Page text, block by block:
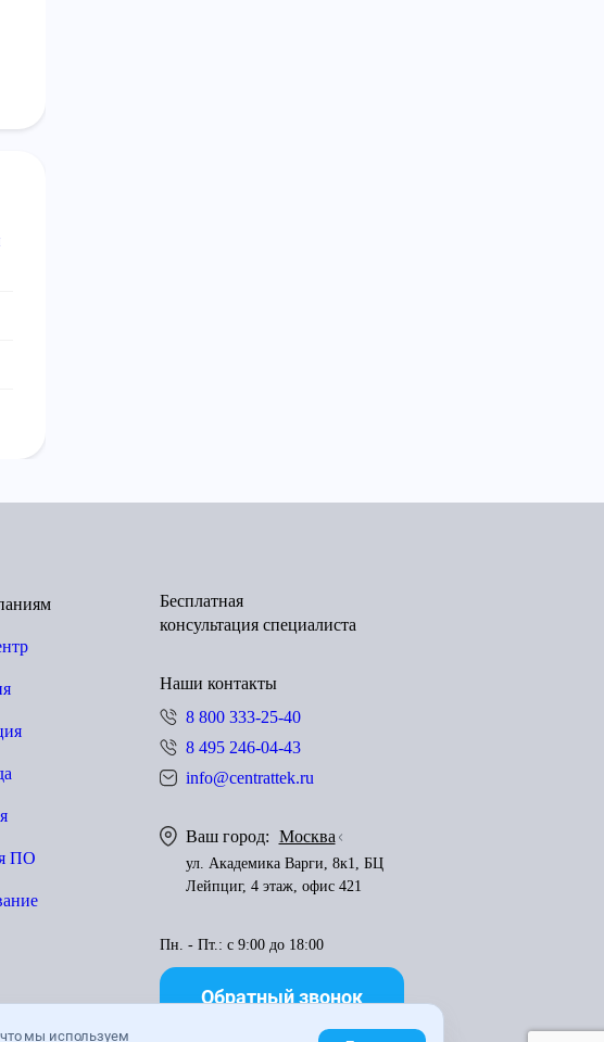
мы используем
ПО
Бесплатная
консультация специалиста
Наши контакты
8 800 333-25-40
8 495 246-04-43
info@centrattek.ru
Ваш город: Москва
ул. Академика Варги, 8к1, БЦ
Лейпциг, 4 этаж, офис 421
Пн. - Пт.: с 9:00 до 18:00
Обратный звонок